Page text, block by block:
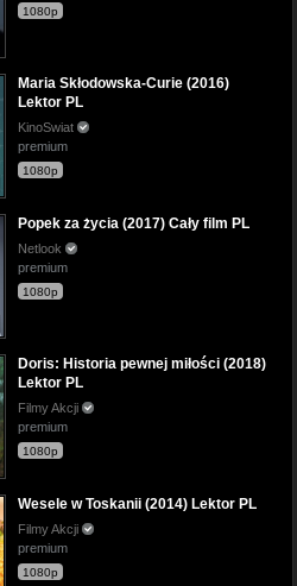
1080p
Maria Skłodowska-Curie (2016)
Lektor PL
KinoSwiat
premium
1080p
Popek za życia (2017) Cały film PL
Netlook
premium
1080p
Doris: Historia pewnej miłości (2018)
Lektor PL
Filmy Akcji
premium
1080p
Wesele w Toskanii (2014) Lektor PL
Filmy Akcji
premium
1080p